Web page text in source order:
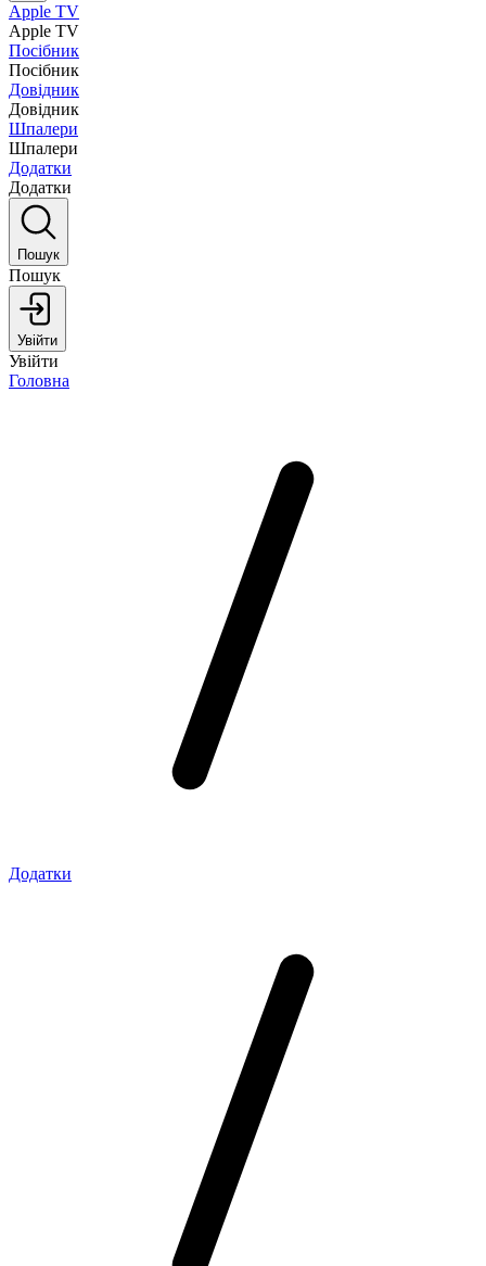
Apple TV
Apple TV
Посібник
Посібник
Довідник
Довідник
Шпалери
Шпалери
Додатки
Додатки
Пошук
Пошук
Увійти
Увійти
Головна
Додатки